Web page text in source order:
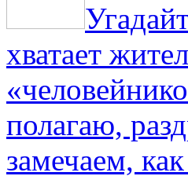
хватает
полагаю,
замечаем,